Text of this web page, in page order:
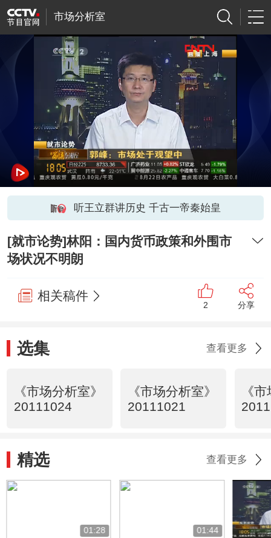
市场分析室
听王立群讲历史 千古一帝秦始皇
[就市论势]林阳：国内货币政策和外围市
场状况不明朗
相关稿件
2 分享
选集 查看更多
《市场分析室》
20111024
《市场分析室》
20111021
《
精选 查看更多
01:28 01:44